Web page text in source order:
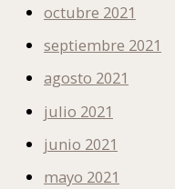
octubre 2021
septiembre 2021
agosto 2021
julio 2021
junio 2021
mayo 2021